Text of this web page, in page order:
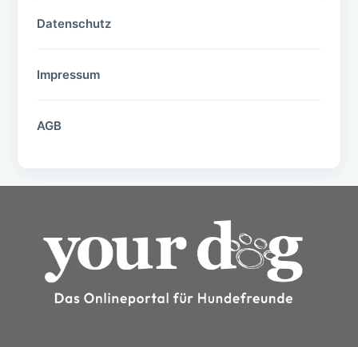
Datenschutz
Impressum
AGB